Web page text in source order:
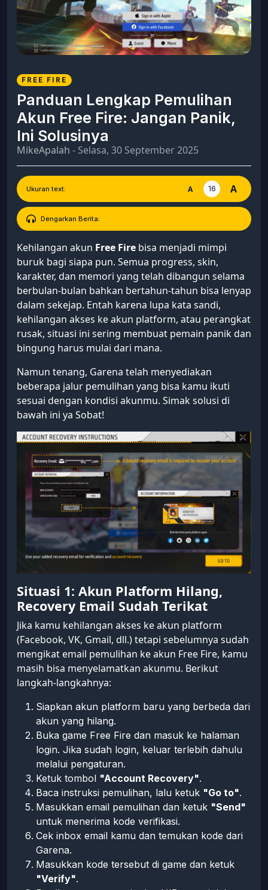
FREE FIRE
Panduan Lengkap Pemulihan
Akun Free Fire: Jangan Panik,
Ini Solusinya
MikeApalah - Selasa, 30 September 2025
Ukuran text: A 16 A
Dengarkan Berita:
Kehilangan akun Free Fire bisa menjadi mimpi
buruk bagi siapa pun. Semua progress, skin,
karakter, dan memori yang telah dibangun selama
berbulan-bulan bahkan bertahun-tahun bisa lenyap
dalam sekejap. Entah karena lupa kata sandi,
kehilangan akses ke akun platform, atau perangkat
rusak, situasi ini sering membuat pemain panik dan
bingung harus mulai dari mana.
Namun tenang, Garena telah menyediakan
beberapa jalur pemulihan yang bisa kamu ikuti
sesuai dengan kondisi akunmu. Simak solusi di
bawah ini ya Sobat!
Situasi 1: Akun Platform Hilang,
Recovery Email Sudah Terikat
Jika kamu kehilangan akses ke akun platform
(Facebook, VK, Gmail, dll.) tetapi sebelumnya sudah
mengikat email pemulihan ke akun Free Fire, kamu
masih bisa menyelamatkan akunmu. Berikut
langkah-langkahnya:
Siapkan akun platform baru yang berbeda dari
akun yang hilang.
Buka game Free Fire dan masuk ke halaman
login. Jika sudah login, keluar terlebih dahulu
melalui pengaturan.
Ketuk tombol "Account Recovery".
Baca instruksi pemulihan, lalu ketuk "Go to".
Masukkan email pemulihan dan ketuk "Send"
untuk menerima kode verifikasi.
Cek inbox email kamu dan temukan kode dari
Garena.
Masukkan kode tersebut di game dan ketuk
"Verify".